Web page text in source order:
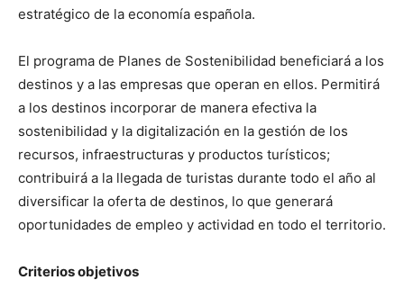
estratégico de la economía española.
El programa de Planes de Sostenibilidad beneficiará a los
destinos y a las empresas que operan en ellos. Permitirá
a los destinos incorporar de manera efectiva la
sostenibilidad y la digitalización en la gestión de los
recursos, infraestructuras y productos turísticos;
contribuirá a la llegada de turistas durante todo el año al
diversificar la oferta de destinos, lo que generará
oportunidades de empleo y actividad en todo el territorio.
Criterios objetivos